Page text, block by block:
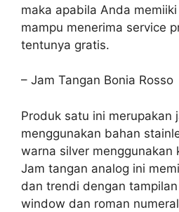
maka apabila Anda
mampu menerima service
tentunya gratis.
– Jam Tangan Bonia Rosso
Produk satu ini merupakan
menggunakan bahan
warna silver menggunakan
Jam tangan analog ini
dan trendi dengan
window dan roman